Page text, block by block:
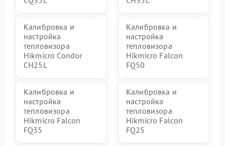
Калибровка и
настройка
тепловизора
Hikmicro Condor
CH25L
Калибровка и
настройка
тепловизора
Hikmicro Falcon
FQ50
Калибровка и
настройка
тепловизора
Hikmicro Falcon
FQ35
Калибровка и
настройка
тепловизора
Hikmicro Falcon
FQ25